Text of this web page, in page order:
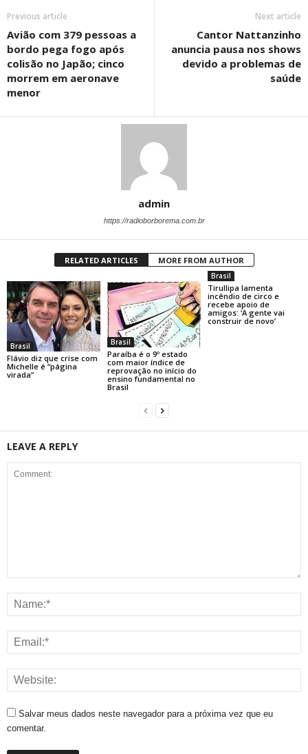
Previous article
Avião com 379 pessoas a
bordo pega fogo após
colisão no Japão; cinco
morrem em aeronave
menor
Next article
Cantor Nattanzinho
anuncia pausa nos shows
devido a problemas de
saúde
admin
https://radioborborema.com.br
RELATED ARTICLES MORE FROM AUTHOR
Brasil
Flávio diz que crise com
Michelle é “página
virada”
Brasil
Paraíba é o 9º estado
com maior índice de
reprovação no início do
ensino fundamental no
Brasil
Brasil
Tirullipa lamenta
incêndio de circo e
recebe apoio de
amigos: ‘A gente vai
construir de novo’
LEAVE A REPLY
Salvar meus dados neste navegador para a próxima vez que eu
comentar.